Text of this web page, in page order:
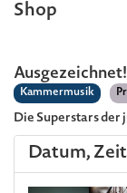
Shop
Kammermusik
Die Superstars der
Datum,